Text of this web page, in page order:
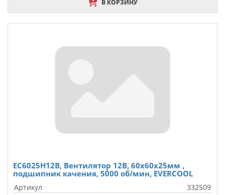
В КОРЗИНУ
EC6025H12B, Вентилятор 12B, 60x60x25мм ,
подшипник качения, 5000 об/мин, EVERCOOL
Артикул
332509